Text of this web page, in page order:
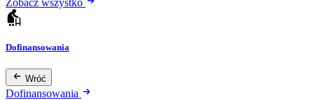
Zobacz wszystko
Dofinansowania
Wróć
Dofinansowania